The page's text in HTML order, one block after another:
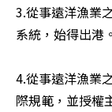
3.從事遠洋漁業
系統，始得出港
4.從事遠洋漁業
際規範，並授權